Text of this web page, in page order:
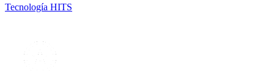
Tecnología HITS